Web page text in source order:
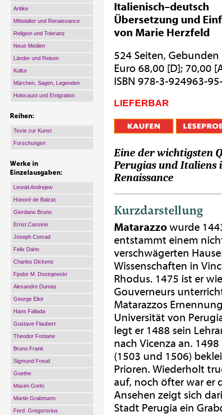
Antike
Mittelalter und Renaissance
Religion und Toleranz
Neue Medien
Länder und Reisen
Kultur
Märchen, Sagen, Legenden
Holocaust und Emigration
Reihen:
Texte zur Kunst
Forschungen
Werke in
Einzelausgaben:
Leonid Andrejew
Honoré de Balzac
Giordano Bruno
Ernst Cassirer
Joseph Conrad
Felix Dahn
Charles Dickens
Fjodor M. Dostojewski
Alexandre Dumas
George Eliot
Hans Fallada
Gustave Flaubert
Theodor Fontane
Bruno Frank
Sigmund Freud
Goethe
Maxim Gorki
Martin Grabmann
Ferd. Gregorovius
Italienisch–deutsch
Übersetzung und
von Marie Herzfeld
524 Seiten,
Euro 68,00 [D]; 70,00
ISBN 978-3-924963-
LIEFERBAR
Eine der wichtigsten
Perugias und Italiens
Renaissance
Kurzdarstellung
Matarazzowurde
entstammt einem
verschwägerten
Wissenschaften in
Rhodus. 1475 ist er
Gouverneurs
Matarazzos
Universität von
legt er 1488 sein
nach Vicenza an.
(1503 und 1506)
Prioren. Wiederholt
auf, noch öfter war er
Ansehen zeigt sich
Stadt Perugia ein